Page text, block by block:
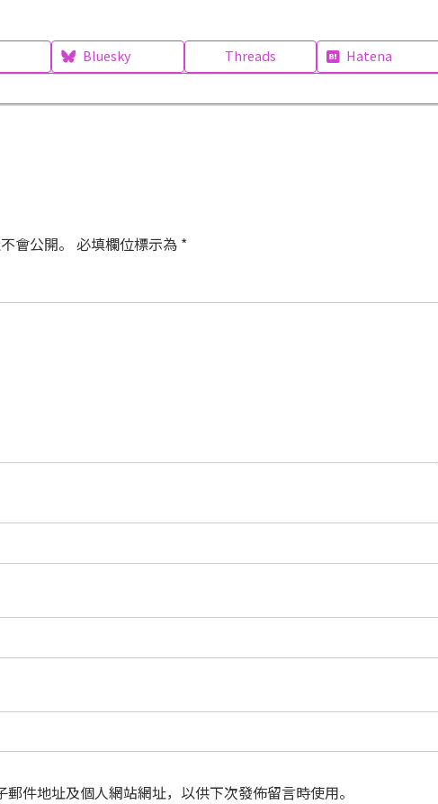
Bluesky Threads Hatena
會公開。 必填欄位標示為 *
件地址及個人網站網址，以供下次發佈留言時使用。